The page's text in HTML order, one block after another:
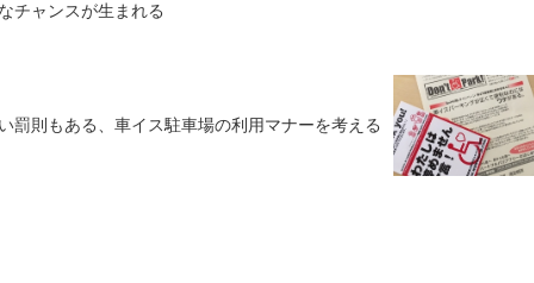
チャンスが生まれる
罰則もある、車イス駐車場の利用マナーを考える